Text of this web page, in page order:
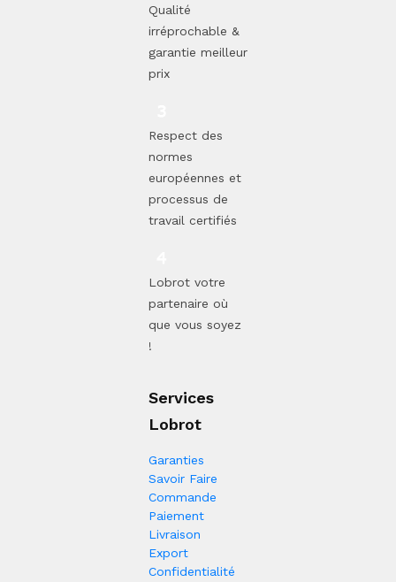
Qualité
irréprochable &
garantie meilleur
prix
Respect des
normes
européennes et
processus de
travail certifiés
Lobrot votre
partenaire où
que vous soyez
!
Services
Lobrot
Garanties
Savoir Faire
Commande
Paiement
Livraison
Export
Confidentialité